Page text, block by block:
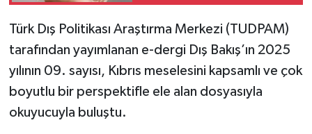
Türk Dış Politikası Araştırma Merkezi (TUDPAM)
tarafından yayımlanan e-dergi Dış Bakış’ın 2025
yılının 09. sayısı, Kıbrıs meselesini kapsamlı ve çok
boyutlu bir perspektifle ele alan dosyasıyla
okuyucuyla buluştu.